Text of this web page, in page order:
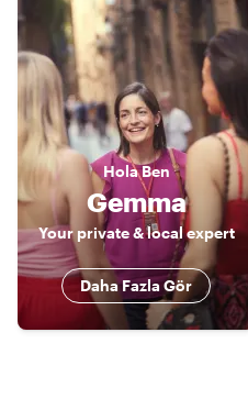
HolaBen
Gemma
Your private & local expert
Daha Fazla Gör